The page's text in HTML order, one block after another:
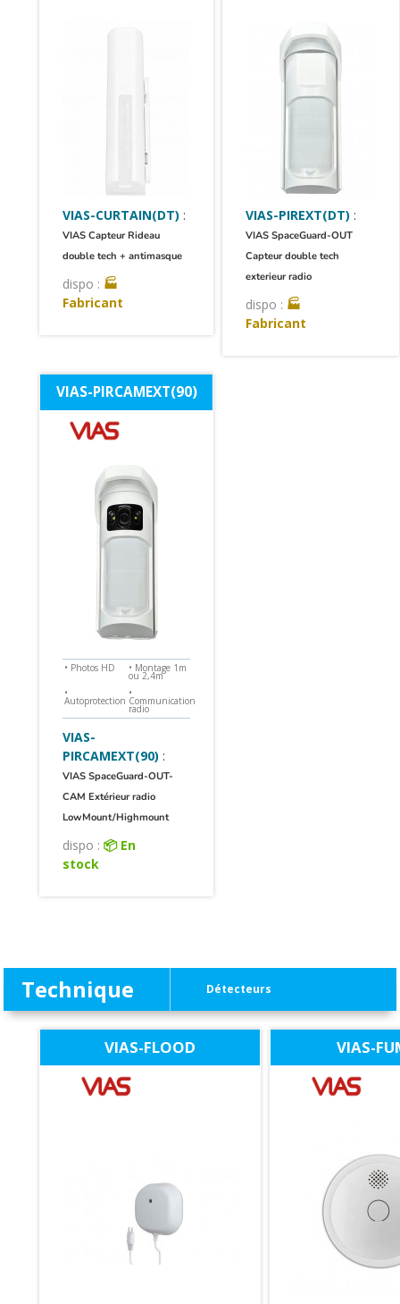
VIAS-CURTAIN(DT) :
VIAS Capteur Rideau
double tech + antimasque
dispo : 🏭
Fabricant
VIAS-PIREXT(DT) :
VIAS SpaceGuard-OUT
Capteur double tech
exterieur radio
dispo : 🏭
Fabricant
VIAS-PIRCAMEXT(90)
• Photos HD • Montage 1m
ou 2,4m
•
Autoprotection
•
Communication
radio
VIAS-
PIRCAMEXT(90) :
VIAS SpaceGuard-OUT-
CAM Extérieur radio
LowMount/Highmount
dispo : 📦 En
stock
Technique Détecteurs
VIAS-FLOOD VIAS-